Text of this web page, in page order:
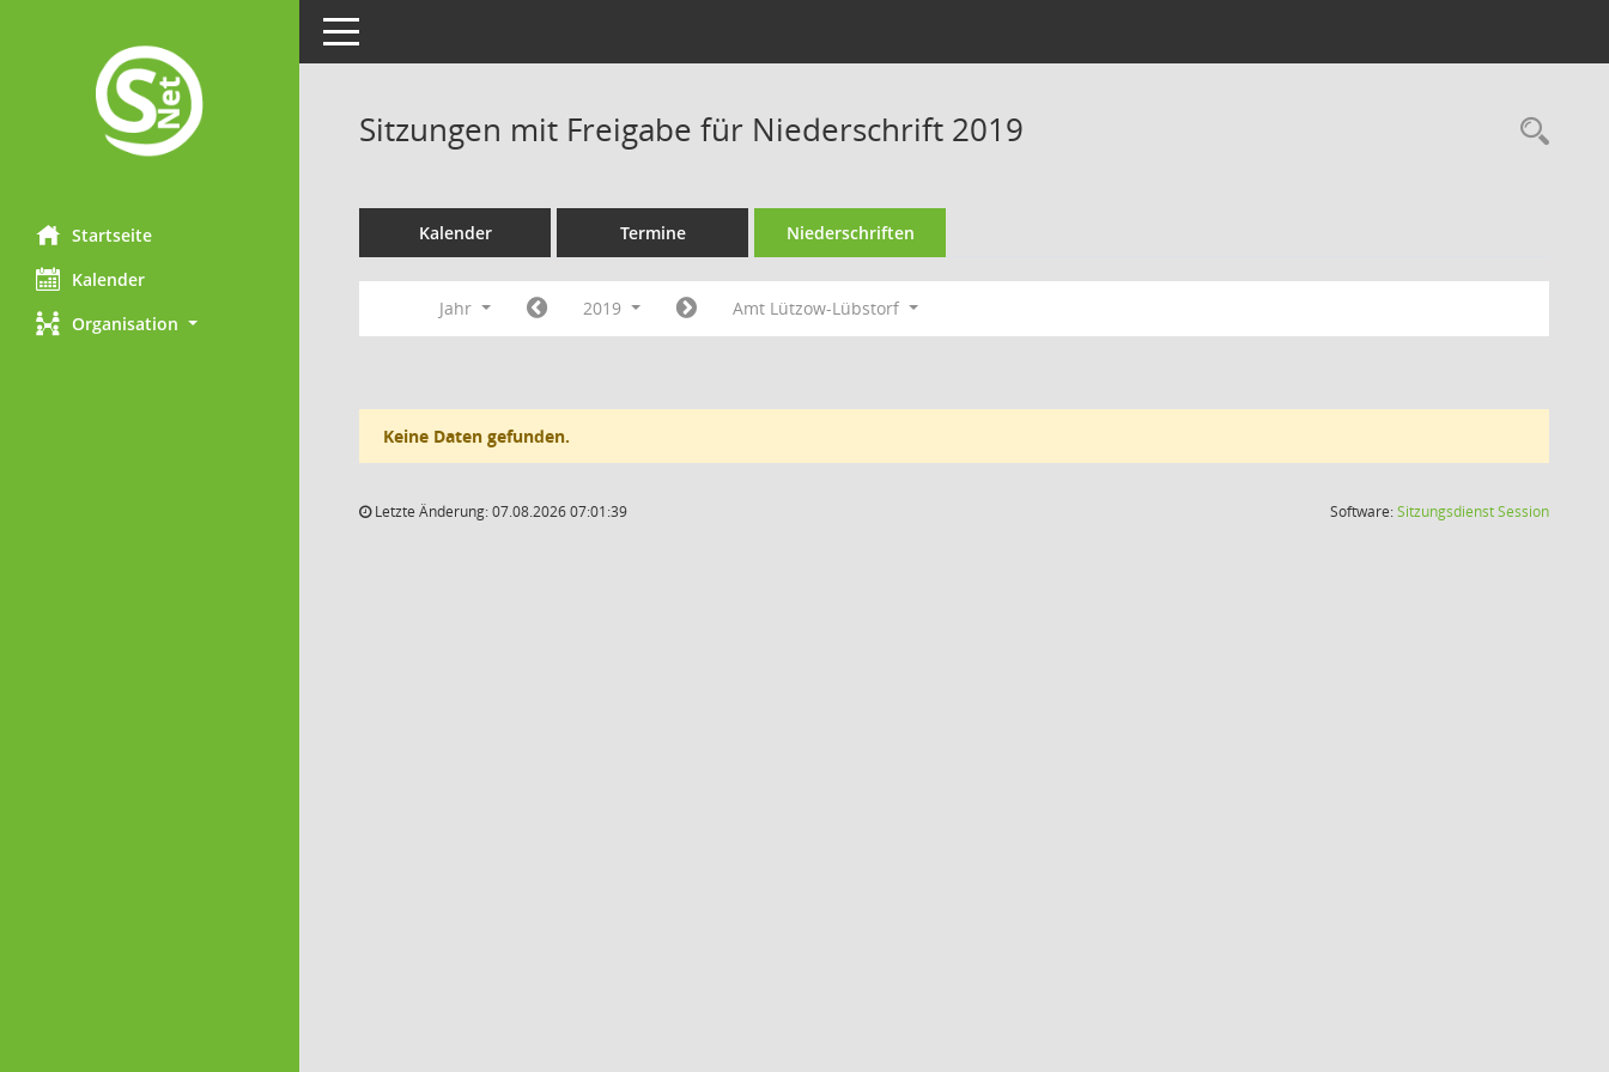
Startseite
Kalender
Organisation
Toggle navigation
Sitzungen mit Freigabe für Niederschrift 2019
Kalender Termine Niederschriften
Jahr 2019 Amt Lützow-Lübstorf
Keine Daten gefunden.
Letzte Änderung: 07.08.2026 07:01:39 Software:SitzungsdienstSession(Wird in